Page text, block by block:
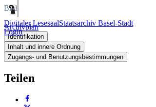
Digitaler LesesaalStaatsarchiv Basel-Stadt
Login
Bild
Archivplan
Identifikation
Inhalt und innere Ordnung
Zugangs- und Benutzungsbestimmungen
Teilen